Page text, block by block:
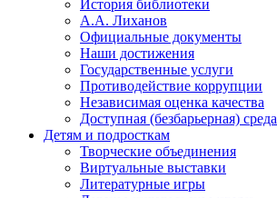
История библиотеки
А.А. Лиханов
Официальные документы
Наши достижения
Государственные услуги
Противодействие коррупции
Независимая оценка качества
Доступная (безбарьерная) среда
Детям и подросткам
Творческие объединения
Виртуальные выставки
Литературные игры